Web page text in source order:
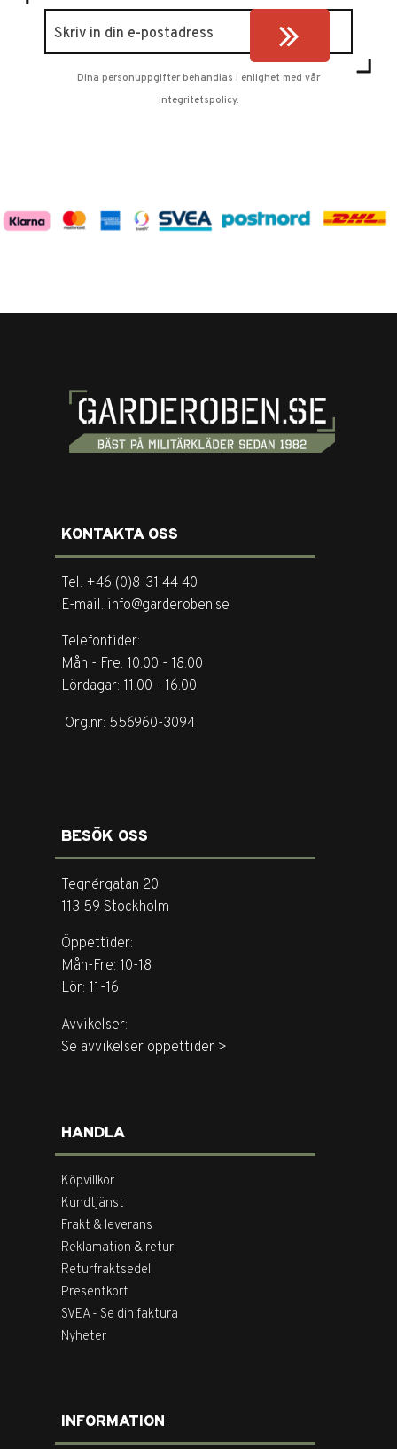
Dina personuppgifter behandlas i enlighet med vår
integritetspolicy.
KONTAKTA OSS
Tel. +46 (0)8-31 44 40
E-mail. info@garderoben.se
Telefontider:
Mån - Fre: 10.00 - 18.00
Lördagar: 11.00 - 16.00
Org.nr: 556960-3094
BESÖK OSS
Tegnérgatan 20
113 59 Stockholm
Öppettider:
Mån-Fre: 10-18
Lör: 11-16
Avvikelser:
Se avvikelser öppettider >
HANDLA
Köpvillkor
Kundtjänst
Frakt & leverans
Reklamation & retur
Returfraktsedel
Presentkort
SVEA - Se din faktura
Nyheter
INFORMATION